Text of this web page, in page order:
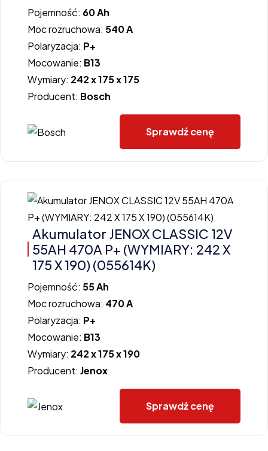
Pojemność: 60 Ah
Moc rozruchowa: 540 A
Polaryzacja: P+
Mocowanie: B13
Wymiary: 242 x 175 x 175
Producent: Bosch
Sprawdź cenę
Akumulator JENOX CLASSIC 12V
55AH 470A P+ (WYMIARY: 242 X
175 X 190) (055614K)
Pojemność: 55 Ah
Moc rozruchowa: 470 A
Polaryzacja: P+
Mocowanie: B13
Wymiary: 242 x 175 x 190
Producent: Jenox
Sprawdź cenę